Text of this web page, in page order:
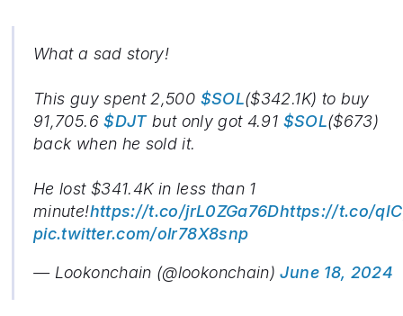
What a sad story!
This guy spent 2,500 $SOL($342.1K) to buy
91,705.6$DJTbut only got 4.91 $SOL($673)
back when he sold it.
He lost $341.4K in less than 1
minute!https://t.co/jrL0ZGa76Dhttps://t.co/
pic.twitter.com/olr78X8snp
— Lookonchain (@lookonchain)June 18, 2024